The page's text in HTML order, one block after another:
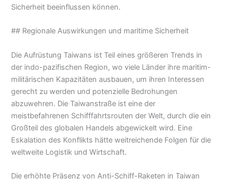
Sicherheit beeinflussen können.
## Regionale Auswirkungen und maritime Sicherheit
Die Aufrüstung Taiwans ist Teil eines größeren Trends in
der indo-pazifischen Region, wo viele Länder ihre maritim-
militärischen Kapazitäten ausbauen, um ihren Interessen
gerecht zu werden und potenzielle Bedrohungen
abzuwehren. Die Taiwanstraße ist eine der
meistbefahrenen Schifffahrtsrouten der Welt, durch die ein
Großteil des globalen Handels abgewickelt wird. Eine
Eskalation des Konflikts hätte weitreichende Folgen für die
weltweite Logistik und Wirtschaft.
Die erhöhte Präsenz von Anti-Schiff-Raketen in Taiwan